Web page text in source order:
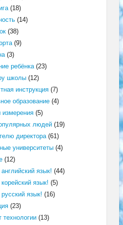
(18)
(14)
(38)
(9)
(3)
ребёнка(23)
школы(12)
инструкция(7)
образование(4)
измерения(5)
людей(19)
директора(61)
университеты(4)
(12)
язык! (44)
язык! (5)
язык! (16)
(23)
технологии(13)